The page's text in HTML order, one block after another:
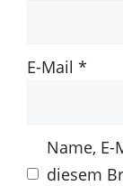
E-Mail *
Name,
diesem